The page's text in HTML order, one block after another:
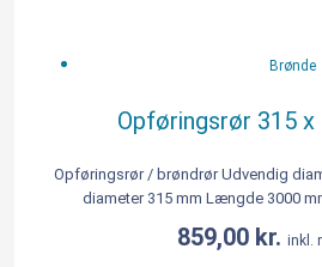
Brønde
Opføringsrør 315 x
Opføringsrør / brøndrør Udvendig
diameter 315 mm Længde 3000
859,00 kr. inkl.